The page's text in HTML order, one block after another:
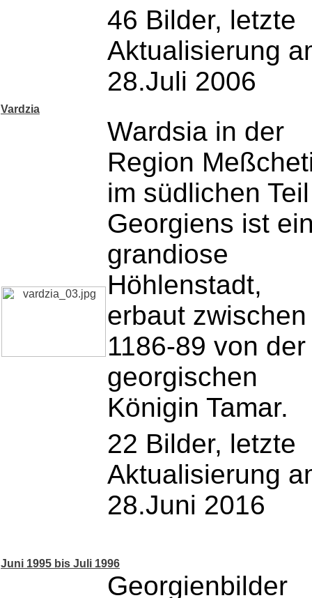
46 Bilder, letzte
Aktualisierung
28.Juli 2006
Vardzia
Wardsia in der
Region
im südlichen Teil
Georgiens ist
grandiose
Höhlenstadt,
erbaut zwischen
1186-89 von der
georgischen
Königin Tamar.
22 Bilder, letzte
Aktualisierung
28.Juni 2016
Juni 1995 bis Juli 1996
Georgienbilder